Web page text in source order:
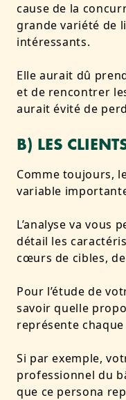
cause de la
grande variété de
intéressants.
Elle aurait dû
et de rencontrer
aurait évité de
B) LES
Comme toujours,
variable
L’analyse va vous
détail les
cœurs de cibles, de
Pour l’étude de
savoir quelle
représente
Si par exemple,
professionnel du
que ce persona